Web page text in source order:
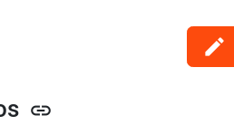
edit
link